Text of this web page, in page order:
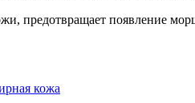
предотвращает появление
кожа